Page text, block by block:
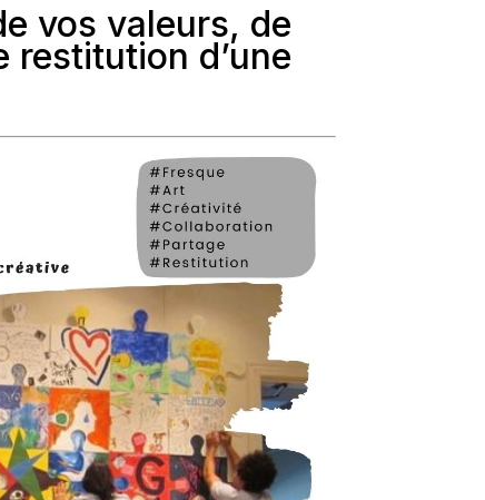
vos valeurs, de
restitution d’une